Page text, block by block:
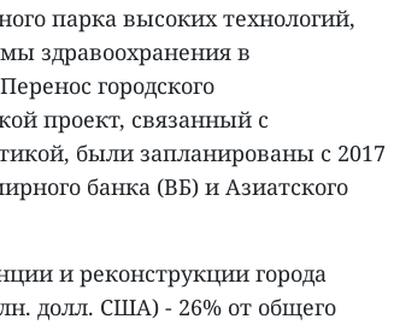
парка высоких технологий,
здравоохранения в
городского
проект, связанный с
были запланированы с 2017
банка (ВБ) и Азиатского
и реконструкции города
долл. США) - 26% от общего